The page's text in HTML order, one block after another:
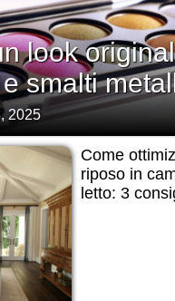
look
smalti
2025
Come
riposo in
letto: 3